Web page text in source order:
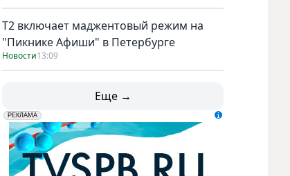
Т2 включает маджентовый режим на
"Пикнике Афиши" в Петербурге
Новости13:09
Еще →
erid: LdtCK5udn
РЕКЛАМА
АО "ГАТР", ИНН: 7841320717